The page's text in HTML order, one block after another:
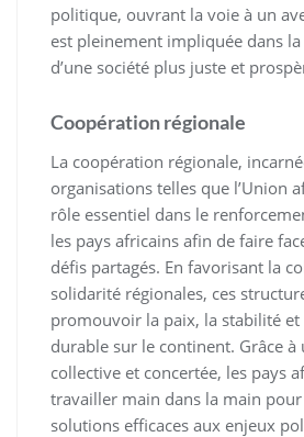
politique, ouvrant la voie à un
est pleinement impliquée dans
d’une société plus juste et
Coopération régionale
La coopération régionale,
organisations telles que l’Union
rôle essentiel dans le
les pays africains afin de faire
défis partagés. En favorisant la
solidarité régionales, ces
promouvoir la paix, la stabilité
durable sur le continent. Grâce à
collective et concertée, les pays
travailler main dans la main
solutions efficaces aux enjeux